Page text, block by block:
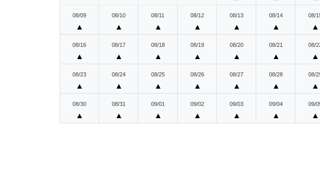
08/09
▲
08/10
▲
08/11
▲
08/12
▲
08/13
▲
08/14
▲
08/
▲
08/16
▲
08/17
▲
08/18
▲
08/19
▲
08/20
▲
08/21
▲
08/
▲
08/23
▲
08/24
▲
08/25
▲
08/26
▲
08/27
▲
08/28
▲
08/
▲
08/30
▲
08/31
▲
09/01
▲
09/02
▲
09/03
▲
09/04
▲
09/
▲